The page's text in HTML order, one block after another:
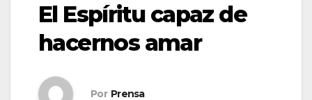
El Espíritu capaz de
hacernos amar
Por Prensa